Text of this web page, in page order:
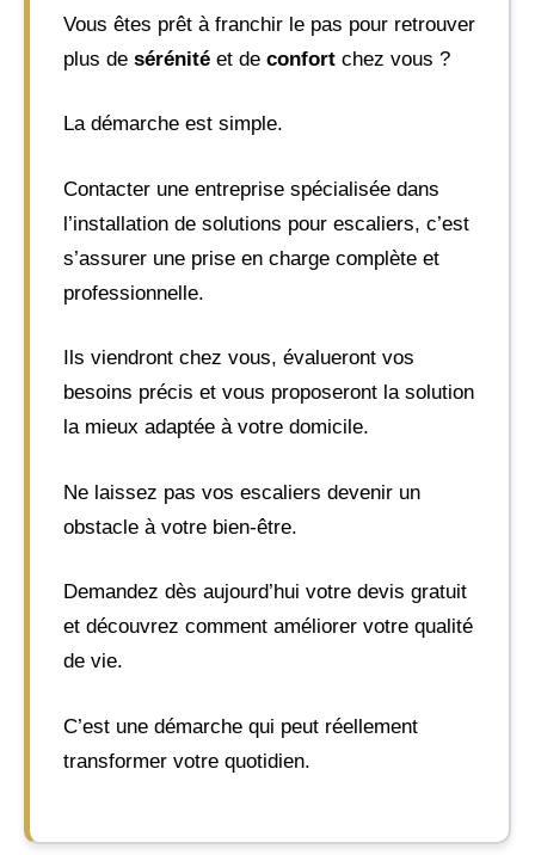
Vous êtes prêt à franchir le pas pour retrouver
plus de sérénité et de confort chez vous ?
La démarche est simple.
Contacter une entreprise spécialisée dans
l’installation de solutions pour escaliers, c’est
s’assurer une prise en charge complète et
professionnelle.
Ils viendront chez vous, évalueront vos
besoins précis et vous proposeront la solution
la mieux adaptée à votre domicile.
Ne laissez pas vos escaliers devenir un
obstacle à votre bien-être.
Demandez dès aujourd’hui votre devis gratuit
et découvrez comment améliorer votre qualité
de vie.
C’est une démarche qui peut réellement
transformer votre quotidien.